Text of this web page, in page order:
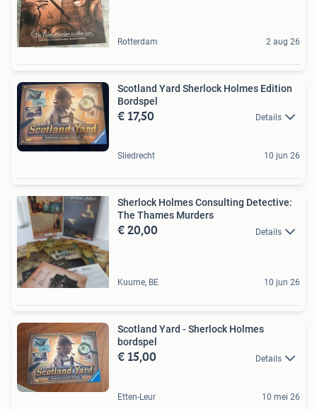
Rotterdam 2 aug 26
Scotland Yard Sherlock Holmes Edition
Bordspel
€ 17,50 Details
Sliedrecht 10 jun 26
Sherlock Holmes Consulting Detective:
The Thames Murders
€ 20,00 Details
Kuurne, BE 10 jun 26
Scotland Yard - Sherlock Holmes
bordspel
€ 15,00 Details
Etten-Leur 10 mei 26